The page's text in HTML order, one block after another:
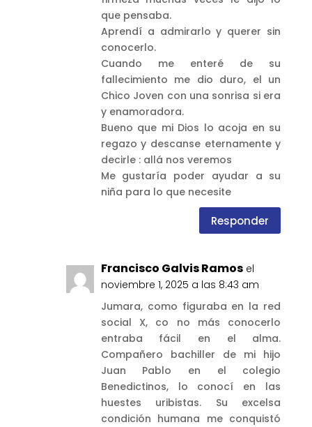
que pensaba.
Aprendí a admirarlo y querer sin
conocerlo.
Cuando me enteré de su
fallecimiento me dio duro, el un
Chico Joven con una sonrisa si era
y enamoradora.
Bueno que mi Dios lo acoja en su
regazo y descanse eternamente y
decirle : allá nos veremos
Me gustaría poder ayudar a su
niña para lo que necesite
Responder
Francisco Galvis Ramos el
noviembre 1, 2025 a las 8:43 am
Jumara, como figuraba en la red
social X, co no más conocerlo
entraba fácil en el alma.
Compañero bachiller de mi hijo
Juan Pablo en el colegio
Benedictinos, lo conocí en las
huestes uribistas. Su excelsa
condición humana me conquistó